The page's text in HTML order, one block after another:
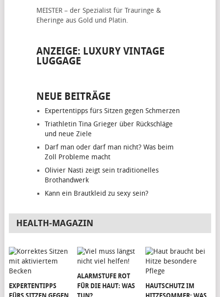
MEISTER – der Spezialist für Trauringe &
Eheringe aus Gold und Platin.
ANZEIGE: LUXURY VINTAGE
LUGGAGE
NEUE BEITRÄGE
Expertentipps fürs Sitzen gegen Schmerzen
Triathletin Tina Grieger über Rückschläge
und neue Ziele
Darf man oder darf man nicht? Was beim
Zoll Probleme macht
Olivier Nasti zeigt sein traditionelles
Brothandwerk
Kann ein Brautkleid zu sexy sein?
HEALTH-MAGAZIN
EXPERTENTIPPS
ALARMSTUFE ROT
FÜR DIE HAUT: WAS
HAUTSCHUTZ IM